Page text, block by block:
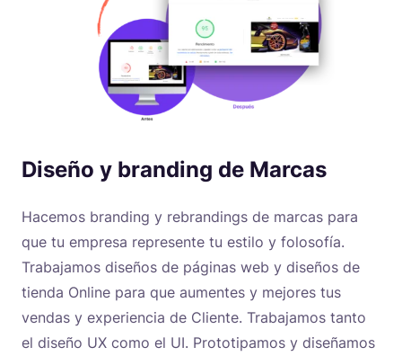
Diseño y branding de Marcas
Hacemos branding y rebrandings de marcas para
que tu empresa represente tu estilo y folosofía.
Trabajamos diseños de páginas web y diseños de
tienda Online para que aumentes y mejores tus
vendas y experiencia de Cliente. Trabajamos tanto
el diseño UX como el UI. Prototipamos y diseñamos